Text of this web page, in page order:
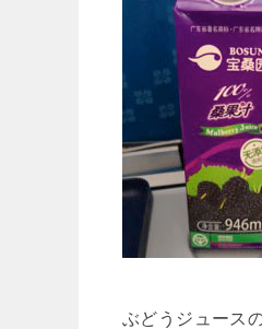
ぶどうジュース